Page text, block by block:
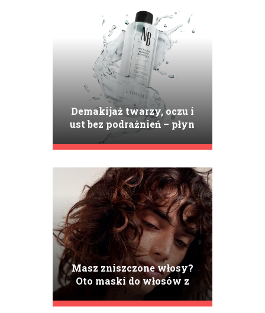
Demakijaż twarzy, oczu i
ust bez podrażnień – płyn
micelarny Nanobrow
Micellar Makeup Remover
Masz zniszczone włosy?
Oto maski do włosów z
keratyną dla Ciebie!